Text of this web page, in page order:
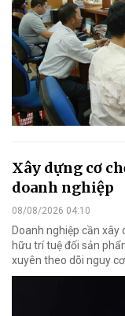
Xây dựng cơ
doanh nghiệp
08/08/2026 04:10
Doanh nghiệp cần
hữu trí tuệ đối sản
xuyên theo dõi nguy